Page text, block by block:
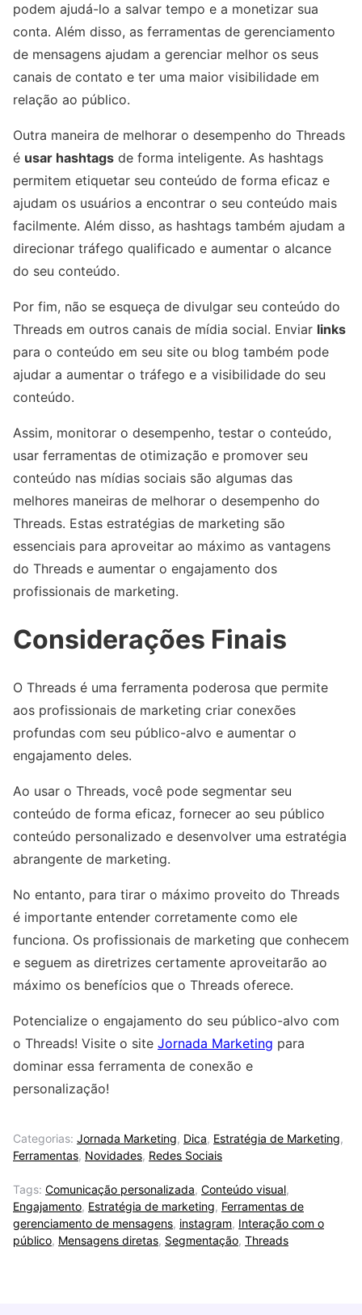
podem ajudá-lo a salvar tempo e a monetizar sua
conta. Além disso, as ferramentas de gerenciamento
de mensagens ajudam a gerenciar melhor os seus
canais de contato e ter uma maior visibilidade em
relação ao público.
Outra maneira de melhorar o desempenho do Threads
é usar hashtags de forma inteligente. As hashtags
permitem etiquetar seu conteúdo de forma eficaz e
ajudam os usuários a encontrar o seu conteúdo mais
facilmente. Além disso, as hashtags também ajudam a
direcionar tráfego qualificado e aumentar o alcance
do seu conteúdo.
Por fim, não se esqueça de divulgar seu conteúdo do
Threads em outros canais de mídia social. Enviar links
para o conteúdo em seu site ou blog também pode
ajudar a aumentar o tráfego e a visibilidade do seu
conteúdo.
Assim, monitorar o desempenho, testar o conteúdo,
usar ferramentas de otimização e promover seu
conteúdo nas mídias sociais são algumas das
melhores maneiras de melhorar o desempenho do
Threads. Estas estratégias de marketing são
essenciais para aproveitar ao máximo as vantagens
do Threads e aumentar o engajamento dos
profissionais de marketing.
Considerações Finais
O Threads é uma ferramenta poderosa que permite
aos profissionais de marketing criar conexões
profundas com seu público-alvo e aumentar o
engajamento deles.
Ao usar o Threads, você pode segmentar seu
conteúdo de forma eficaz, fornecer ao seu público
conteúdo personalizado e desenvolver uma estratégia
abrangente de marketing.
No entanto, para tirar o máximo proveito do Threads
é importante entender corretamente como ele
funciona. Os profissionais de marketing que conhecem
e seguem as diretrizes certamente aproveitarão ao
máximo os benefícios que o Threads oferece.
Potencialize o engajamento do seu público-alvo com
o Threads! Visite o site Jornada Marketing para
dominar essa ferramenta de conexão e
personalização!
Categorias: Jornada Marketing, Dica, Estratégia de Marketing,
Ferramentas, Novidades, Redes Sociais
Tags: Comunicação personalizada, Conteúdo visual,
Engajamento, Estratégia de marketing, Ferramentas de
gerenciamento de mensagens, instagram, Interação com o
público, Mensagens diretas, Segmentação, Threads